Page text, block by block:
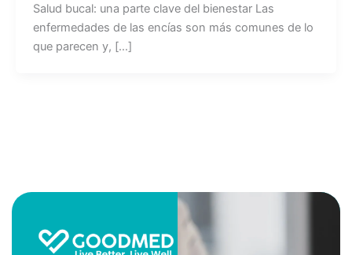
Salud bucal: una parte clave del bienestar Las
enfermedades de las encías son más comunes de lo
que parecen y, […]